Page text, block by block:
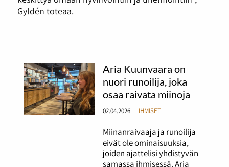
Gyldén toteaa.
Aria Kuunvaara on
nuori runoilija, joka
osaa raivata miinoja
02.04.2026 IHMISET
Miinanraivaaja ja runoilija
eivät ole ominaisuuksia,
joiden ajattelisi yhdistyvän
samassa ihmisessä. Aria